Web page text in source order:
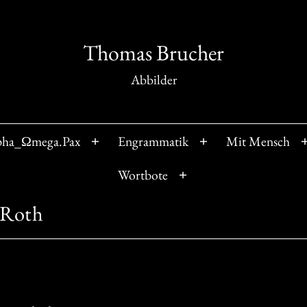
Thomas Brucher
Abbilder
Menü
öffnen
Engrammatik
Menü
Mit Mensch
Wortbote
Menü